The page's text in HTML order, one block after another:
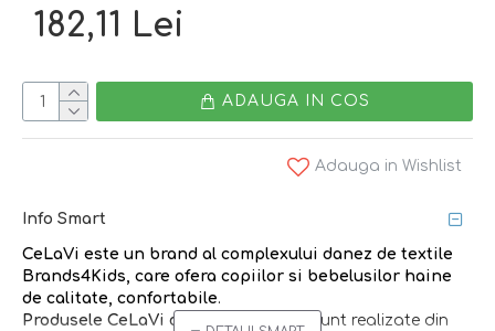
182,11 Lei
ADAUGA IN COS
Adauga in Wishlist
Info Smart
CeLaVi este un brand al complexului danez de textile
Brands4Kids, care ofera copiilor si bebelusilor haine
de calitate, confortabile.
Produsele CeLaVi din lana merinos
sunt realizate din